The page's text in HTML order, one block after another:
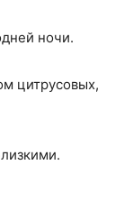
ночи.
цитрусовых,